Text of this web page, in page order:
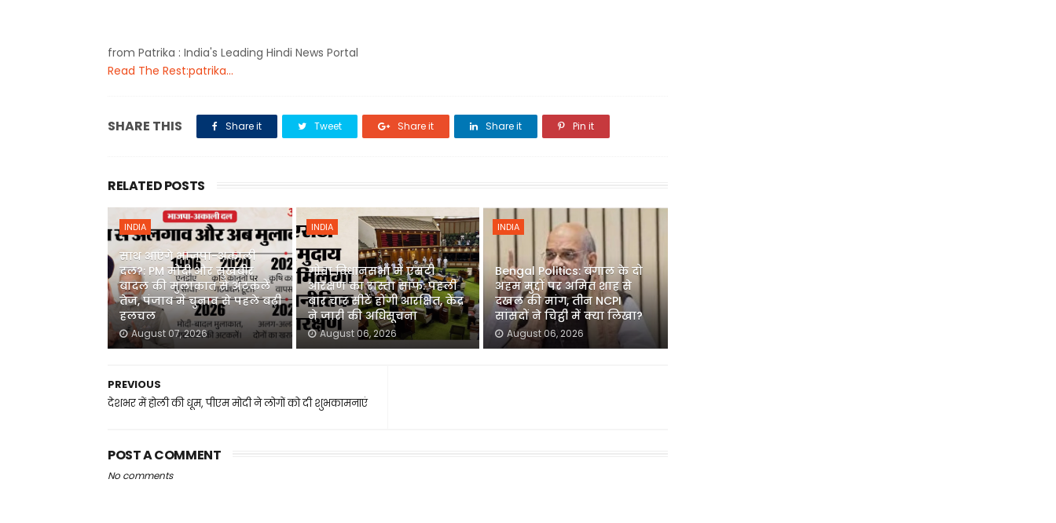
from Patrika : India's Leading Hindi News Portal
Read The Rest:patrika...
SHARE THIS Share it Tweet Share it Share it Pin it
RELATED POSTS
INDIA
साथ आएंगे भाजपा-अकाली
दल?: PM मोदी और सुखबीर
बादल की मुलाकात से अटकलें
तेज, पंजाब में चुनाव से पहले बढ़ी
हलचल
August 07, 2026
INDIA
गोवा विधानसभा में एसटी
आरक्षण का रास्ता साफ: पहली
बार चार सीटें होंगी आरक्षित, केंद्र
ने जारी की अधिसूचना
August 06, 2026
INDIA
Bengal Politics: बंगाल के दो
अहम मुद्दों पर अमित शाह से
दखल की मांग, तीन NCPI
सांसदों ने चिट्ठी में क्या लिखा?
August 06, 2026
PREVIOUS
देशभर में होली की धूम, पीएम मोदी ने लोगों को दी शुभकामनाएं
POST A COMMENT
No comments